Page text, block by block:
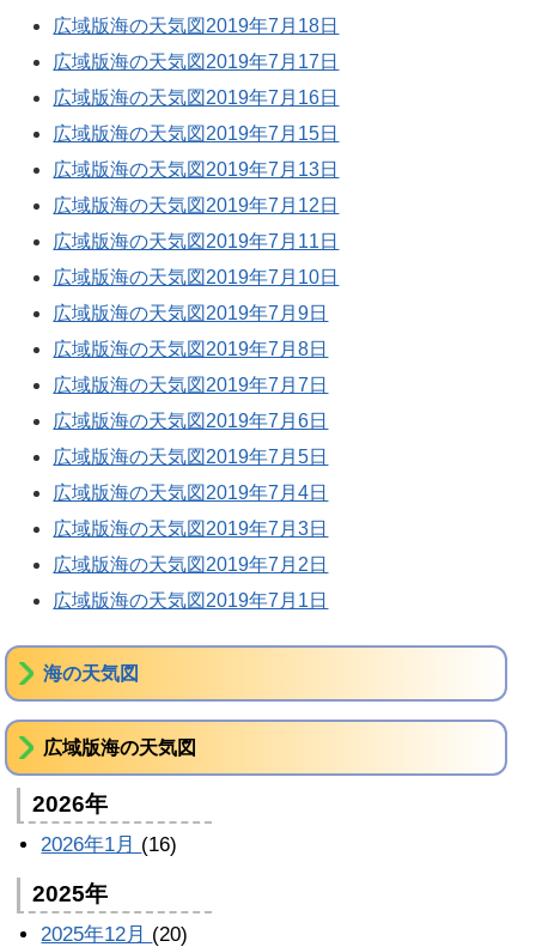
広域版海の天気図2019年7月18日
広域版海の天気図2019年7月17日
広域版海の天気図2019年7月16日
広域版海の天気図2019年7月15日
広域版海の天気図2019年7月13日
広域版海の天気図2019年7月12日
広域版海の天気図2019年7月11日
広域版海の天気図2019年7月10日
広域版海の天気図2019年7月9日
広域版海の天気図2019年7月8日
広域版海の天気図2019年7月7日
広域版海の天気図2019年7月6日
広域版海の天気図2019年7月5日
広域版海の天気図2019年7月4日
広域版海の天気図2019年7月3日
広域版海の天気図2019年7月2日
広域版海の天気図2019年7月1日
海の天気図
広域版海の天気図
2026年
2026年1月 (16)
2025年
2025年12月 (20)